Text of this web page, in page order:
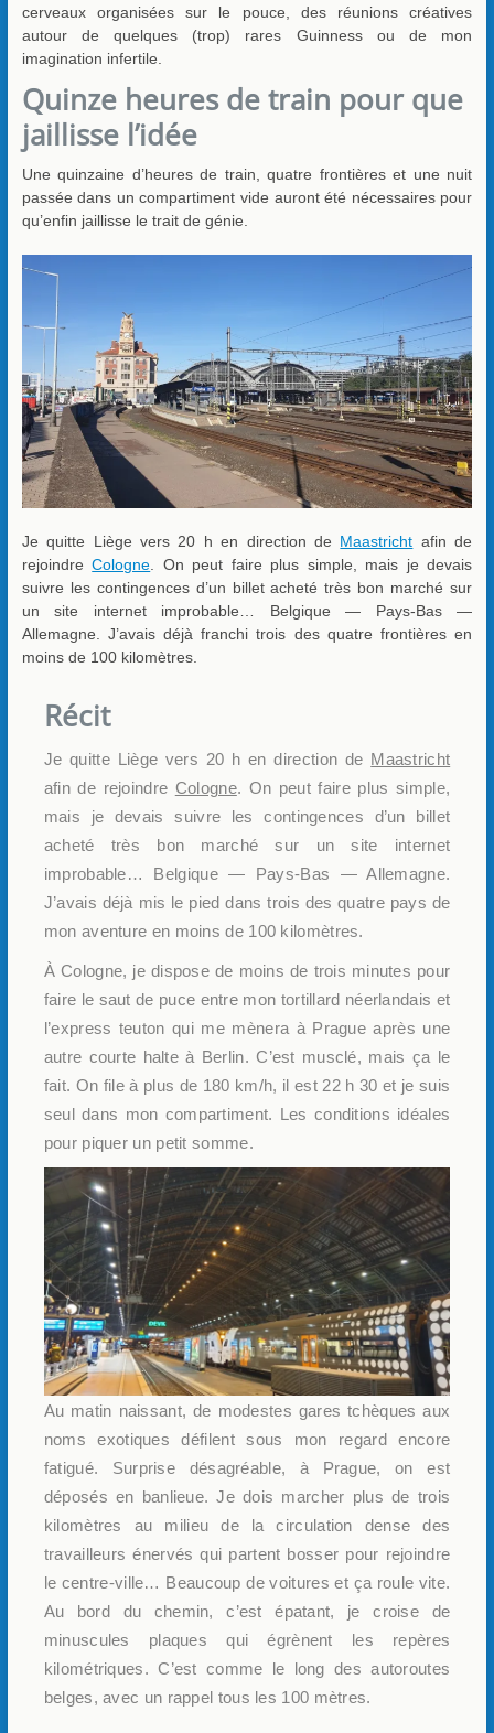
cerveaux organisées sur le pouce, des réunions créatives
autour de quelques (trop) rares Guinness ou de mon
imagination infertile.
Quinze heures de train pour que
jaillisse l’idée
Une quinzaine d’heures de train, quatre frontières et une nuit
passée dans un compartiment vide auront été nécessaires pour
qu’enfin jaillisse le trait de génie.
Je quitte Liège vers 20 h en direction de Maastricht afin de
rejoindreCologne . On peut faire plus simple, mais je devais
suivre les contingences d’un billet acheté très bon marché sur
un site internet improbable… Belgique — Pays-Bas —
Allemagne. J’avais déjà franchi trois des quatre frontières en
moins de 100 kilomètres.
Récit
Je quitte Liège vers 20 h en direction de Maastricht
afin de rejoindre Cologne. On peut faire plus simple,
mais je devais suivre les contingences d’un billet
acheté très bon marché sur un site internet
improbable… Belgique — Pays-Bas — Allemagne.
J’avais déjà mis le pied dans trois des quatre pays de
mon aventure en moins de 100 kilomètres.
À Cologne, je dispose de moins de trois minutes pour
faire le saut de puce entre mon tortillard néerlandais et
l’express teuton qui me mènera à Prague après une
autre courte halte à Berlin. C’est musclé, mais ça le
fait. On file à plus de 180 km/h, il est 22 h 30 et je suis
seul dans mon compartiment. Les conditions idéales
pour piquer un petit somme.
Au matin naissant, de modestes gares tchèques aux
noms exotiques défilent sous mon regard encore
fatigué. Surprise désagréable, à Prague, on est
déposés en banlieue. Je dois marcher plus de trois
kilomètres au milieu de la circulation dense des
travailleurs énervés qui partent bosser pour rejoindre
le centre-ville… Beaucoup de voitures et ça roule vite.
Au bord du chemin, c’est épatant, je croise de
minuscules plaques qui égrènent les repères
kilométriques. C’est comme le long des autoroutes
belges, avec un rappel tous les 100 mètres.